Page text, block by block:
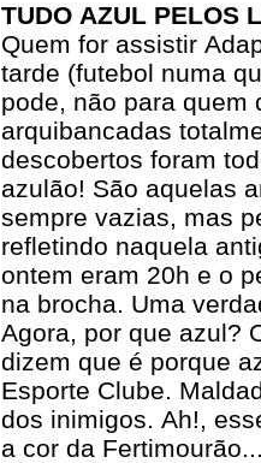
TUDO AZUL PELOS
Quem for assistir
tarde (futebol numa
pode, não para quem
arquibancadas
descobertos foram
azulão! São aquelas
sempre vazias, mas
refletindo naquela
ontem eram 20h e o
na brocha. Uma
Agora, por que azul?
dizem que é porque
Esporte Clube.
dos inimigos. Ah!,
a cor da